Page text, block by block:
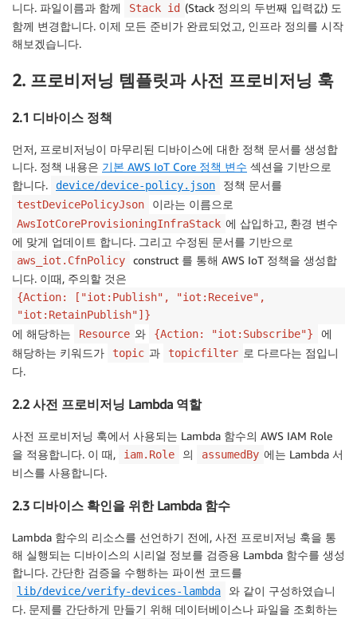
니다. 파일이름과 함께
Stack id (Stack 정의의 두번째 입력값) 도
함께 변경합니다. 이제 모든 준비가 완료되었고, 인프라 정의를 시작
해보겠습니다.
2. 프로비저닝 템플릿과 사전 프로비저닝 훅
2.1 디바이스 정책
먼저, 프로비저닝이 마무리된 디바이스에 대한 정책 문서를 생성합
니다. 정책 내용은 기본 AWS IoT Core 정책 변수 섹션을 기반으로
합니다.
device/device-policy.json 정책 문서를
testDevicePolicyJson 이라는 이름으로
AwsIotCoreProvisioningInfraStack 에 삽입하고, 환경 변수
에 맞게 업데이트 합니다. 그리고 수정된 문서를 기반으로
aws_iot.CfnPolicy
construct 를 통해 AWS IoT 정책을 생성합
니다. 이때, 주의할 것은
{Action: ["iot:Publish", "iot:Receive",
"iot:RetainPublish"]}
에 해당하는 Resource 와 {Action: "iot:Subscribe"}
에
해당하는 키워드가
topic 과 topicfilter 로 다르다는 점입니
다.
2.2 사전 프로비저닝 Lambda 역할
사전 프로비저닝 훅에서 사용되는 Lambda 함수의 AWS IAM Role
을 적용합니다. 이 때,
iam.Role 의 assumedBy 에는 Lambda 서
비스를 사용합니다.
2.3 디바이스 확인을 위한 Lambda 함수
Lambda 함수의 리소스를 선언하기 전에, 사전 프로비저닝 훅을 통
해 실행되는 디바이스의 시리얼 정보를 검증용 Lambda 함수를 생성
합니다. 간단한 검증을 수행하는 파이썬 코드를
lib/device/verify-devices-lambda
와 같이 구성하였습니
다. 문제를 간단하게 만들기 위해 데이터베이스나 파일을 조회하는